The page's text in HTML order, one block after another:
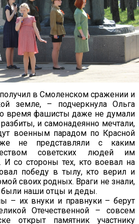
в Смоленском сражении и
земле, – подчеркнула Ольга
время фашисты даже не думали
и самонадеянно мечтали,
военным парадом по Красной
не представляли с каким
советских людей им
И со стороны тех, кто воевал на
победу в тылу, кто верил и
своих родных. Враги не знали,
были наши отцы и деды.
– их внуки и правнуки – берут
Отечественной – совсем
открыт памятник участнику